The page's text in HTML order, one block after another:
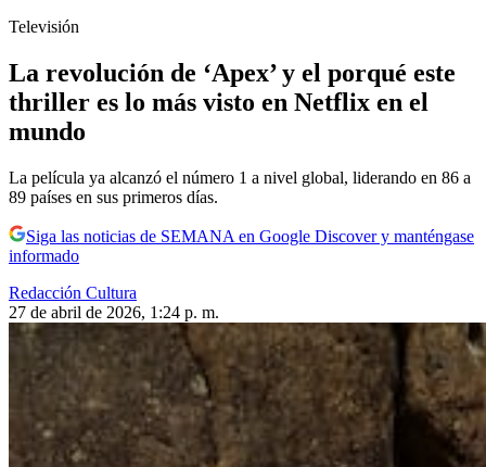
Televisión
La revolución de ‘Apex’ y el porqué este
thriller es lo más visto en Netflix en el
mundo
La película ya alcanzó el número 1 a nivel global, liderando en 86 a
89 países en sus primeros días.
Siga las noticias de SEMANA en Google Discover y manténgase
informado
Redacción Cultura
27 de abril de 2026, 1:24 p. m.